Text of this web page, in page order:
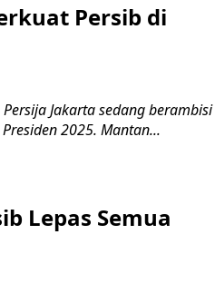
Persib di
Jakarta sedang berambisi
2025. Mantan...
Lepas Semua